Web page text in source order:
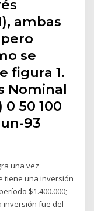
ambas
se
figura 1.
Nominal
0 50 100
93
una vez
tiene una inversión
$1.400.000;
inversión fue del